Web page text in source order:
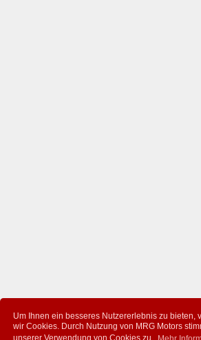
Um Ihnen ein besseres Nutzererlebnis zu bieten,
wir Cookies. Durch Nutzung von MRG Motors